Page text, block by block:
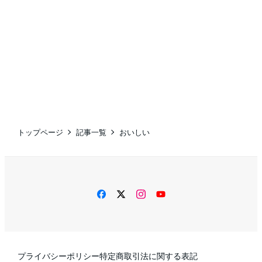
トップページ 記事一覧 おいしい
facebooktwitterinstagram
YouTube
プライバシーポリシー特定商取引法に関する表記